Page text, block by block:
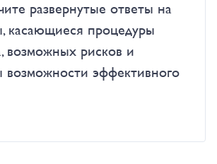
развернутые ответы на
касающиеся процедуры
возможных рисков и
возможности эффективного